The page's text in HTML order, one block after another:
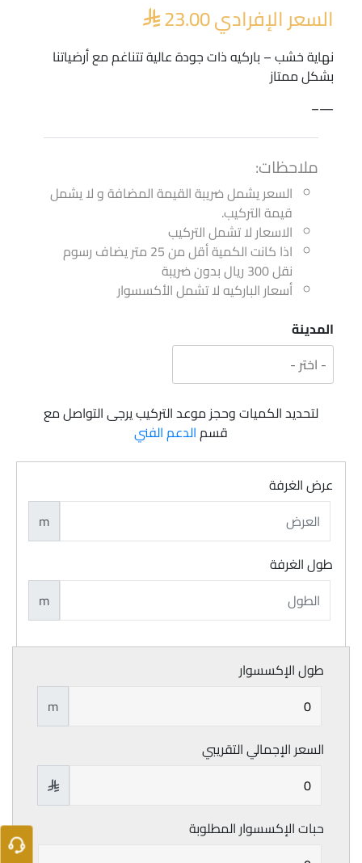
السعر الإفرادي 23.00
نهاية خشب – باركيه ذات جودة عالية تتناغم مع أرضياتنا
بشكل ممتاز
—–
ملاحظات:
السعر يشمل ضريبة القيمة المضافة و لا يشمل
قيمة التركيب.
الاسعار لا تشمل التركيب
اذا كانت الكمية أقل من 25 متر يضاف رسوم
نقل 300 ريال بدون ضريبة
أسعار الباركيه لا تشمل الأكسسوار
المدينة
لتحديد الكميات وحجز موعد التركيب يرجى التواصل مع
قسمالدعم الفني
عرض الغرفة
m
طول الغرفة
m
طول الإكسسوار
m
السعر الإجمالي التقريبي

حبات الإكسسوار المطلوبة